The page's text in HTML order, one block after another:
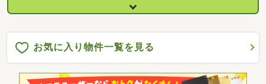
お気に入り物件一覧を見る